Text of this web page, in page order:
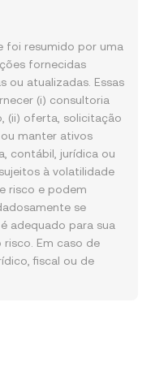
foi resumido por uma
fornecidas
ou atualizadas. Essas
(i) consultoria
(ii) oferta, solicitação
manter ativos
contábil, jurídica ou
à volatilidade
risco e podem
se
adequado para sua
Em caso de
fiscal ou de